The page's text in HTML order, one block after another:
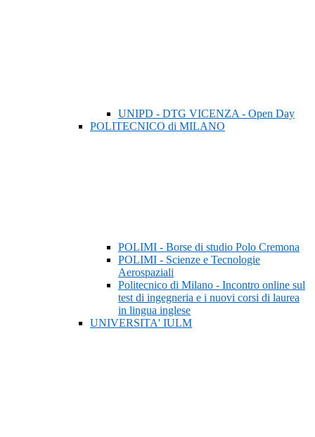
UNIPD - DTG VICENZA - Open Day
POLITECNICO di MILANO
POLIMI - Borse di studio Polo Cremona
POLIMI - Scienze e Tecnologie
Aerospaziali
Politecnico di Milano - Incontro online sul
test di ingegneria e i nuovi corsi di laurea
in lingua inglese
UNIVERSITA' IULM